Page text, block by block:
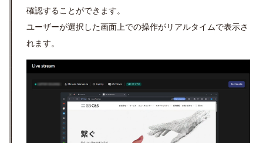
確認することができます。
ユーザーが選択した画面上での操作がリアルタイムで表示さ
れます。